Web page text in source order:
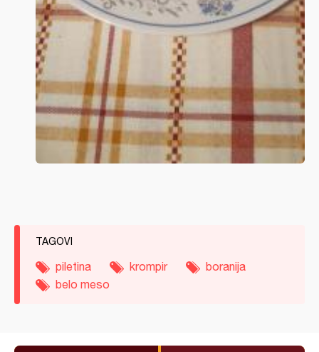
TAGOVI
piletina krompir
boranija
belo meso